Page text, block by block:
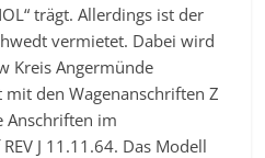
trägt. Allerdings ist der
vermietet. Dabei wird
Kreis Angermünde
mit den Wagenanschriften Z
Anschriften im
J 11.11.64. Das Modell